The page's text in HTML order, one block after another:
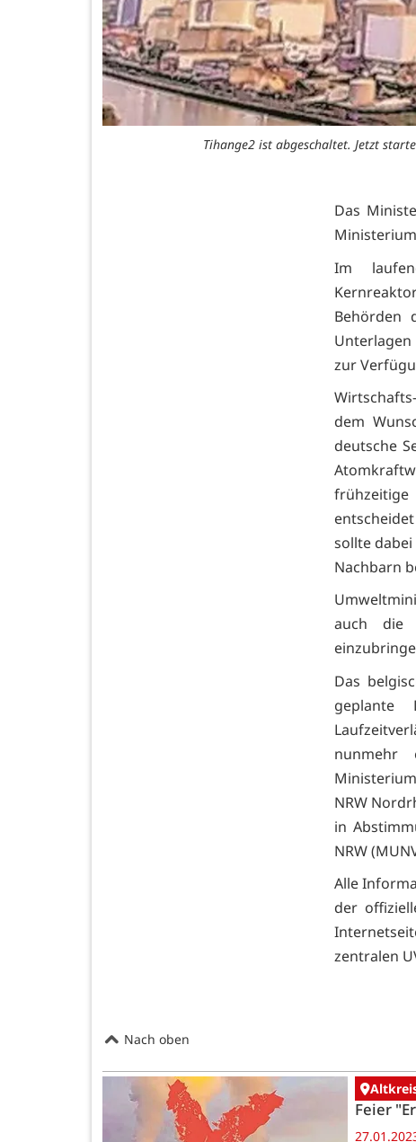
Tihange2 ist abgeschaltet. Jetzt
Das
Im
Behörden
zur
dem
deutsche
sollte
Nachbarn
auch die
Das
geplante
nunmehr
NRW
in
NRW
Alle
der
zentralen
Nach oben
Feier